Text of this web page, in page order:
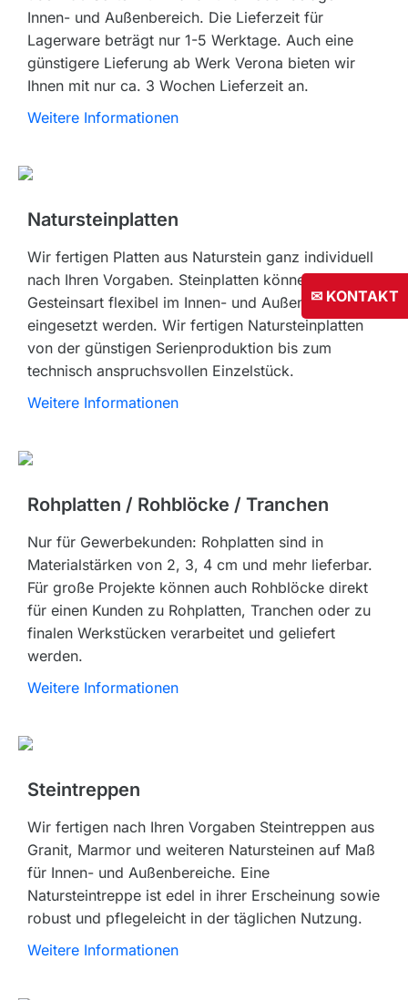
Innen- und Außenbereich. Die Lieferzeit für
Lagerware beträgt nur 1-5 Werktage. Auch eine
günstigere Lieferung ab Werk Verona bieten wir
Ihnen mit nur ca. 3 Wochen Lieferzeit an.
Weitere Informationen
Natursteinplatten
Wir fertigen Platten aus Naturstein ganz individuell
nach Ihren Vorgaben. Steinplatten können je nach
Gesteinsart flexibel im Innen- und Außenbereich
eingesetzt werden. Wir fertigen Natursteinplatten
von der günstigen Serienproduktion bis zum
technisch anspruchsvollen Einzelstück.
Weitere Informationen
Rohplatten / Rohblöcke / Tranchen
Nur für Gewerbekunden: Rohplatten sind in
Materialstärken von 2, 3, 4 cm und mehr lieferbar.
Für große Projekte können auch Rohblöcke direkt
für einen Kunden zu Rohplatten, Tranchen oder zu
finalen Werkstücken verarbeitet und geliefert
werden.
Weitere Informationen
Steintreppen
Wir fertigen nach Ihren Vorgaben Steintreppen aus
Granit, Marmor und weiteren Natursteinen auf Maß
für Innen- und Außenbereiche. Eine
Natursteintreppe ist edel in ihrer Erscheinung sowie
robust und pflegeleicht in der täglichen Nutzung.
Weitere Informationen
✉ KONTAKT